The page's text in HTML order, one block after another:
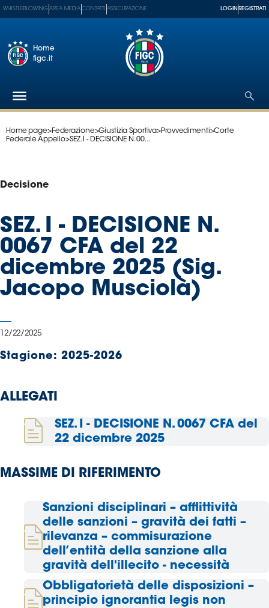
Federazione
Tecnici
Paralimpico
Serie
A
Women
B
del
Calcio
partner
nazionali
Assicurazione
Whistleblowing
Media
WHISTLEBLOWING AREA MEDIA CONTATTI ASSICURAZIONE LOGIN REGISTRATI
Home
figc.it
Home page>Federazione>Giustizia Sportiva>Provvedimenti>Corte
Federale Appello>SEZ. I - DECISIONE N. 00...
Decisione
SEZ. I - DECISIONE N.
0067 CFA del 22
dicembre 2025 (Sig.
Jacopo Musciolà)
12/22/2025
Stagione: 2025-2026
ALLEGATI
SEZ. I - DECISIONE N. 0067 CFA del
22 dicembre 2025
MASSIME DI RIFERIMENTO
Sanzioni disciplinari – afflittività
delle sanzioni – gravità dei fatti –
rilevanza – commisurazione
dell’entità della sanzione alla
gravità dell'illecito - necessità
Obbligatorietà delle disposizioni –
principio ignorantia legis non